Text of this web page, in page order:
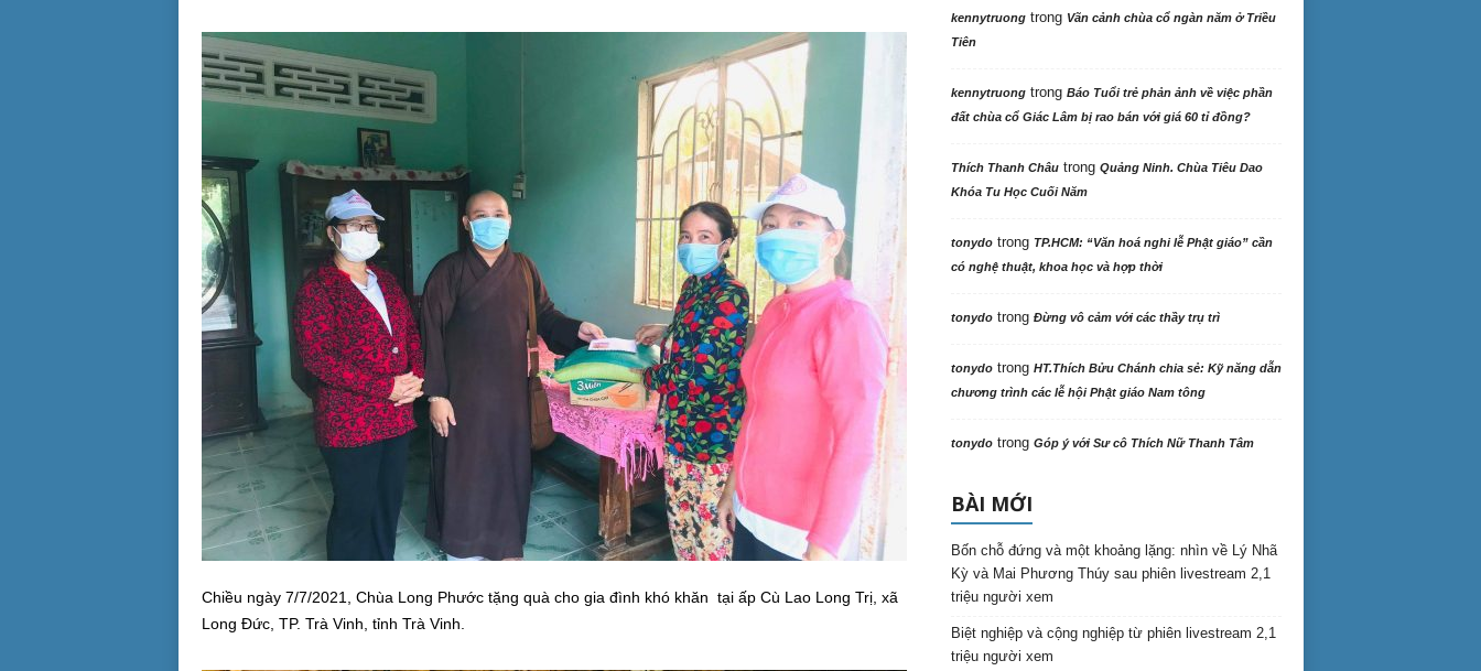
Chiều ngày 7/7/2021, Chùa Long Phước tặng quà cho gia đình khó khăn tại ấp Cù Lao Long Trị, xã
Long Đức, TP. Trà Vinh, tỉnh Trà Vinh.
kennytruongtrong Vãn cảnh chùa cổ ngàn năm ở Triều
Tiên
kennytruongtrong Báo Tuổi trẻ phản ảnh về việc phần
đất chùa cổ Giác Lâm bị rao bán với giá 60 tỉ đồng?
Thích Thanh Châutrong Quảng Ninh. Chùa Tiêu Dao
Khóa Tu Học Cuối Năm
tonydotrong TP.HCM: “Văn hoá nghi lễ Phật giáo” cần
có nghệ thuật, khoa học và hợp thời
tonydotrong Đừng vô cảm với các thầy trụ trì
tonydotrong HT.Thích Bửu Chánh chia sẻ: Kỹ năng dẫn
chương trình các lễ hội Phật giáo Nam tông
tonydotrong Góp ý với Sư cô Thích Nữ Thanh Tâm
BÀI MỚI
Bốn chỗ đứng và một khoảng lặng: nhìn về Lý Nhã
Kỳ và Mai Phương Thúy sau phiên livestream 2,1
triệu người xem
Biệt nghiệp và cộng nghiệp từ phiên livestream 2,1
triệu người xem